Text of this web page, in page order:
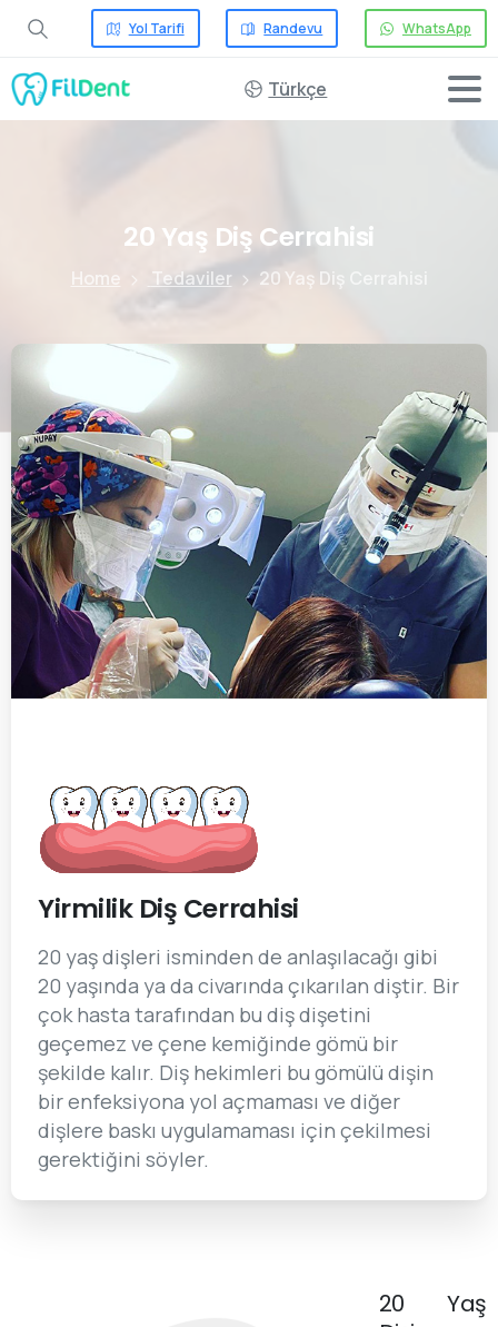
Yol Tarifi Randevu WhatsApp
Türkçe
20 Yaş Diş Cerrahisi
Home Tedaviler 20 Yaş Diş Cerrahisi
Yirmilik Diş Cerrahisi
20 yaş dişleri isminden de anlaşılacağı gibi
20 yaşında ya da civarında çıkarılan diştir. Bir
çok hasta tarafından bu diş dişetini
geçemez ve çene kemiğinde gömü bir
şekilde kalır. Diş hekimleri bu gömülü dişin
bir enfeksiyona yol açmaması ve diğer
dişlere baskı uygulamaması için çekilmesi
gerektiğini söyler.
20 Yaş